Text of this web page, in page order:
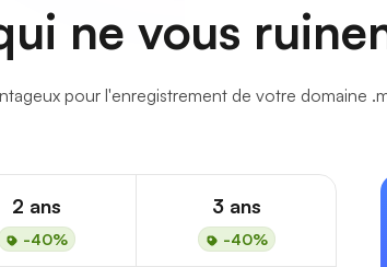
ne vous
pour l'enregistrement de votre domaine
2 ans
-40%
3 ans
-40%